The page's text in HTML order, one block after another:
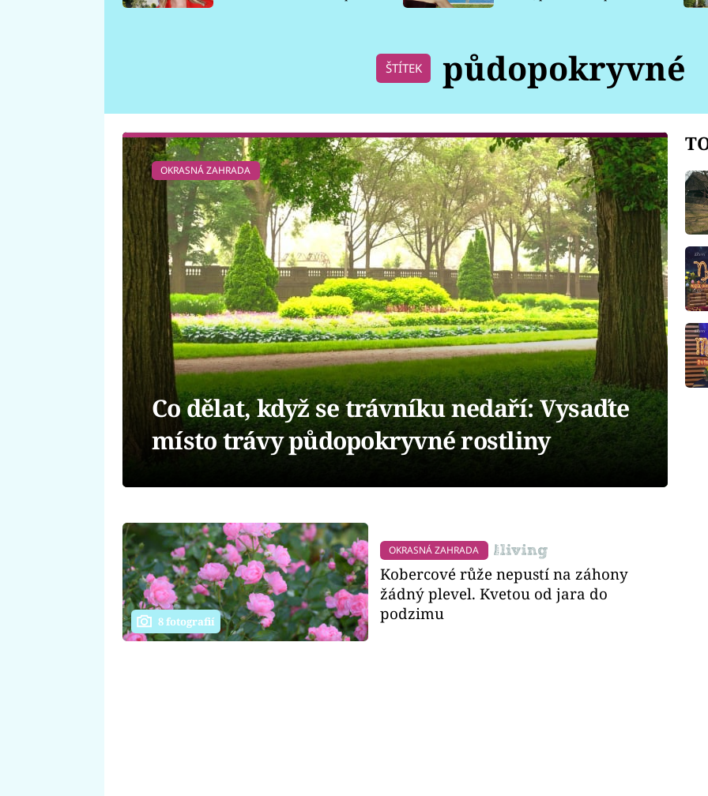
ŠTÍTEK půdopokryvné
OKRASNÁ ZAHRADA
Co dělat, když se trávníku nedaří: Vysaďte
místo trávy půdopokryvné rostliny
8 fotografií
OKRASNÁ ZAHRADA
Kobercové růže nepustí na záhony
žádný plevel. Kvetou od jara do
podzimu